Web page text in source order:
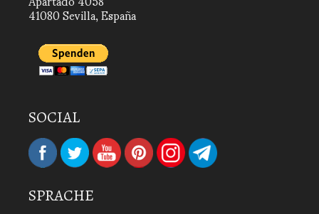
41080 Sevilla, España
SOCIAL
SPRACHE